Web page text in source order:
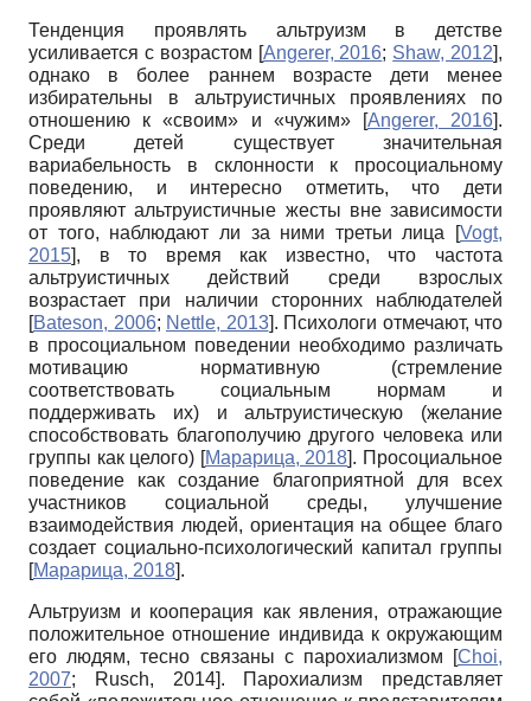
Тенденция проявлять альтруизм в детстве
усиливается с возрастом [Angerer, 2016; Shaw, 2012],
однако в более раннем возрасте дети менее
избирательны в альтруистичных проявлениях по
отношению к «своим» и «чужим»
[Angerer, 2016].
Среди детей существует значительная
вариабельность в склонности к просоциальному
поведению, и интересно отметить, что дети
проявляют альтруистичные жесты вне зависимости
от того, наблюдают ли за ними третьи лица
[Vogt,
2015], в то время как известно, что частота
альтруистичных действий среди взрослых
возрастает при наличии сторонних наблюдателей
[Bateson, 2006; Nettle, 2013]. Психологи отмечают, что
в просоциальном поведении необходимо различать
мотивацию нормативную (стремление
соответствовать социальным нормам и
поддерживать их) и альтруистическую (желание
способствовать благополучию другого человека или
группы как целого) [Марарица, 2018]. Просоциальное
поведение как создание благоприятной для всех
участников социальной среды, улучшение
взаимодействия людей, ориентация на общее благо
создает социально-психологический капитал группы
[Марарица, 2018].
Альтруизм и кооперация как явления, отражающие
положительное отношение индивида к окружающим
его людям, тесно связаны с парохиализмом
[Choi,
2007; Rusch, 2014]. Парохиализм представляет